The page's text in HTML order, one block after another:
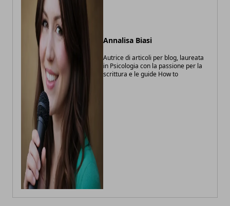
Annalisa Biasi
Autrice di articoli per blog, laureata
in Psicologia con la passione per la
scrittura e le guide How to